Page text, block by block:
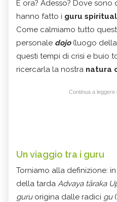
E ora? Adesso? Dove sono
hanno fatto i guru
Come calmiamo tutto
personale dojo(luogo della
questi tempi di crisi e buio
ricercarla la nostra natura
Continua a leggere
Un viaggio tra i guru
Torniamo alla definizione:
della tarda Advaya tāraka
guruorigina dalle radici gu